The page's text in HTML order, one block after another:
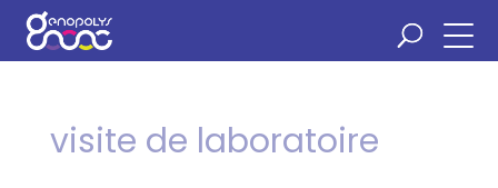
visite de laboratoire
Panneau de gestion des cookies